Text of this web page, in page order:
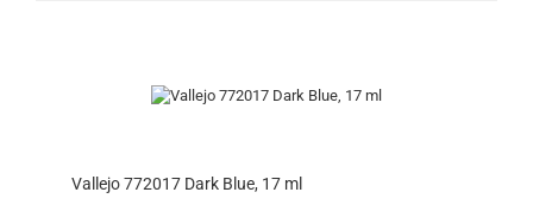
Vallejo 772017 Dark Blue, 17 ml